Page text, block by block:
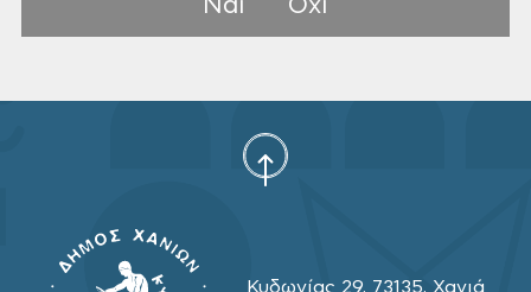
Ναι
Όχι
Κυδωνίας 29, 73135, Χανιά